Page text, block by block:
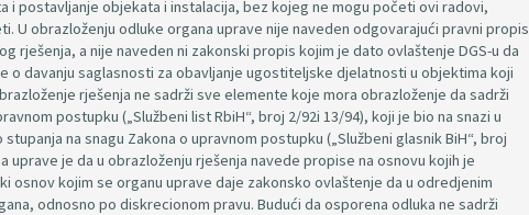
i postavljanje objekata i instalacija, bez kojeg ne mogu početi ovi radovi,
U obrazloženju odluke organa uprave nije naveden odgovarajući pravni propis
rješenja, a nije naveden ni zakonski propis kojim je dato ovlaštenje DGS-u da
davanju saglasnosti za obavljanje ugostiteljske djelatnosti u objektima koji
rješenja ne sadrži sve elemente koje mora obrazloženje da sadrži
postupku („Službeni list RbiH“, broj 2/92i 13/94), koji je bio na snazi u
na snagu Zakona o upravnom postupku („Službeni glasnik BiH“, broj
uprave je da u obrazloženju rješenja navede propise na osnovu kojih je
osnov kojim se organu uprave daje zakonsko ovlaštenje da u odredjenim
odnosno po diskrecionom pravu. Budući da osporena odluka ne sadrži